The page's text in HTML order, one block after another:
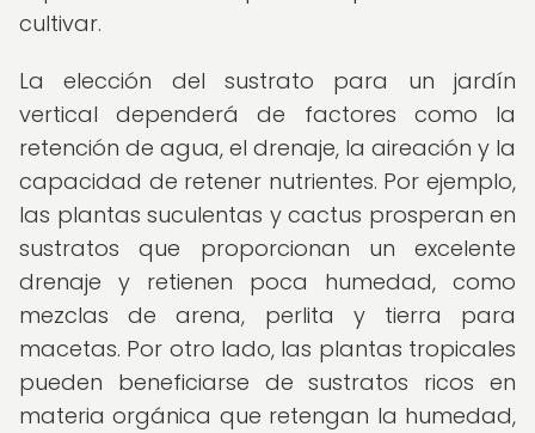
cultivar.
La elección del sustrato para un jardín
vertical dependerá de factores como la
retención de agua, el drenaje, la aireación y la
capacidad de retener nutrientes. Por ejemplo,
las plantas suculentas y cactus prosperan en
sustratos que proporcionan un excelente
drenaje y retienen poca humedad, como
mezclas de arena, perlita y tierra para
macetas. Por otro lado, las plantas tropicales
pueden beneficiarse de sustratos ricos en
materia orgánica que retengan la humedad,